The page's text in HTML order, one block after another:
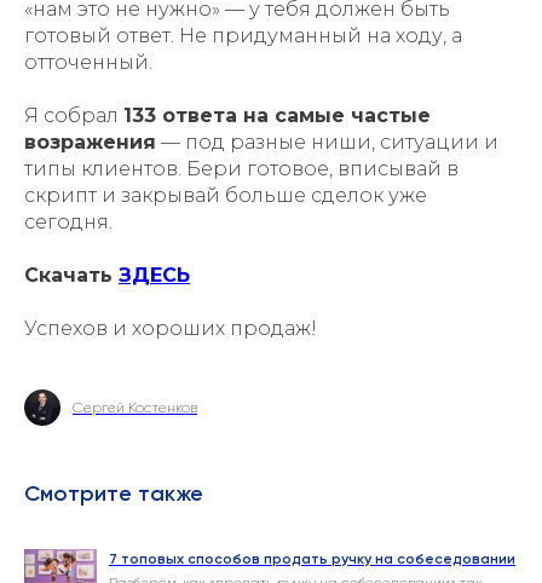
«нам это не нужно» — у тебя должен быть
готовый ответ. Не придуманный на ходу, а
отточенный.
Я собрал 133 ответа на самые частые
возражения — под разные ниши, ситуации и
типы клиентов. Бери готовое, вписывай в
скрипт и закрывай больше сделок уже
сегодня.
Скачать ЗДЕСЬ
Успехов и хороших продаж!
Сергей Костенков
Смотрите также
7 топовых способов продать ручку на собеседовании